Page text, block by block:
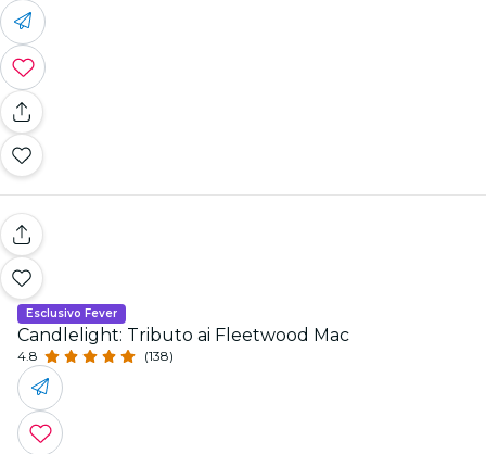
Esclusivo Fever
Candlelight: Tributo ai Fleetwood Mac
4.8 (138)